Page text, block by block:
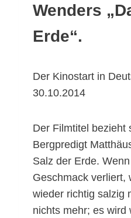
Wenders
Erde“.
Der Kinostart in
30.10.2014
Der Filmtitel bezieht
Bergpredigt
Salz der Erde.
Geschmack verliert,
wieder richtig salzig
nichts mehr; es wird